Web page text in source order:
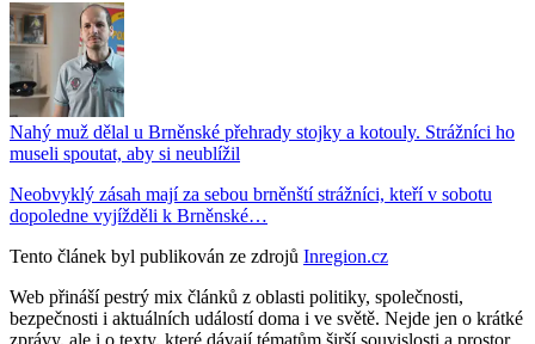
Nahý muž dělal u Brněnské přehrady stojky a kotouly. Strážníci ho
museli spoutat, aby si neublížil
Neobvyklý zásah mají za sebou brněnští strážníci, kteří v sobotu
dopoledne vyjížděli k Brněnské…
Tento článek byl publikován ze zdrojů Inregion.cz
Web přináší pestrý mix článků z oblasti politiky, společnosti,
bezpečnosti i aktuálních událostí doma i ve světě. Nejde jen o krátké
zprávy, ale i o texty, které dávají tématům širší souvislosti a prostor